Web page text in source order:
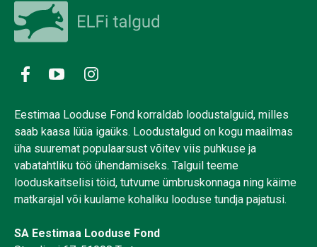
Eestimaa Looduse Fond korraldab loodustalguid, milles
saab kaasa lüüa igaüks. Loodustalgud on kogu maailmas
üha suuremat populaarsust võitev viis puhkuse ja
vabatahtliku töö ühendamiseks. Talguil teeme
looduskaitselisi töid, tutvume ümbruskonnaga ning käime
matkarajal või kuulame kohaliku looduse tundja pajatusi.
SA Eestimaa Looduse Fond